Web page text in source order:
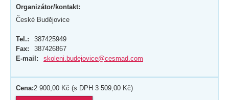
Organizátor/kontakt:
České Budějovice
Tel.:
387425949
Fax:
387426867
E-mail:
skoleni.budejovice@cesmad.com
Cena:2 900,00 Kč (s DPH 3 509,00 Kč)